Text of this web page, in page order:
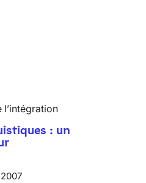
l’intégration
: un
2007